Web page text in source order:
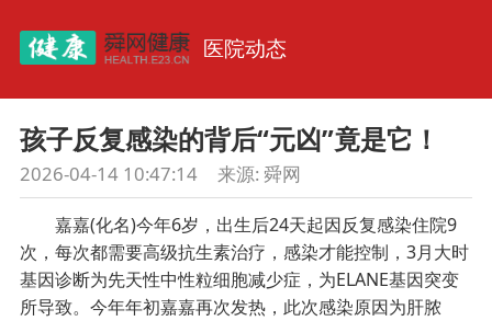
医院动态
孩子反复感染的背后“元凶”竟是它！
2026-04-14 10:47:14 来源: 舜网
嘉嘉(化名)今年6岁，出生后24天起因反复感染住院9
次，每次都需要高级抗生素治疗，感染才能控制，3月大时
基因诊断为先天性中性粒细胞减少症，为ELANE基因突变
所导致。今年年初嘉嘉再次发热，此次感染原因为肝脓